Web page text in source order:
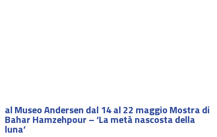
al Museo Andersen dal 14 al 22 maggio Mostra di
Bahar Hamzehpour – ‘La metà nascosta della
luna’